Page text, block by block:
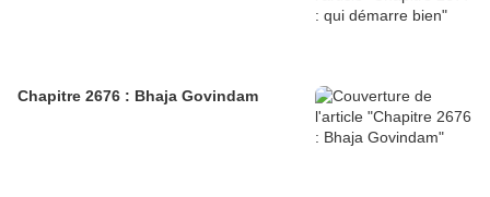
Chapitre 2676 : Bhaja Govindam